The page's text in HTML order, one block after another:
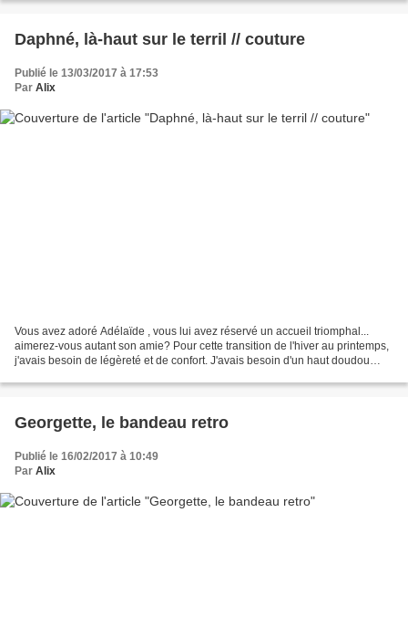
Daphné, là-haut sur le terril // couture
Publié le 13/03/2017 à 17:53
Par Alix
Vous avez adoré Adélaïde , vous lui avez réservé un accueil triomphal...
aimerez-vous autant son amie? Pour cette transition de l'hiver au printemps,
j'avais besoin de légèreté et de confort. J'avais besoin d'un haut doudou
Georgette, le bandeau retro
Publié le 16/02/2017 à 10:49
Par Alix